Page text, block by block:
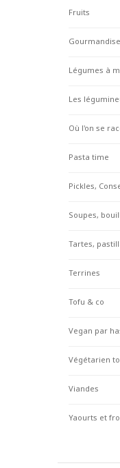
Fruits
Légumes à
Les
Où l'on se
Pasta time
Pickles,
Soupes,
Tartes,
Terrines
Tofu & co
Vegan par
Végétarien
Viandes
Yaourts et